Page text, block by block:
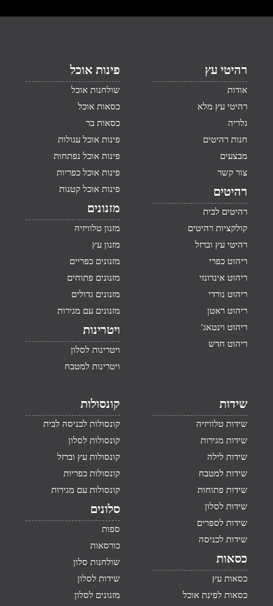
רהיטי עץ
אודות
רהיטי עץ מלא
גלריה
חנות רהיטים
מבצעים
צור קשר
רהיטים
רהיטים לבית
קולקציות רהיטים
רהיטי עץ וברזל
ריהוט כפרי
ריהוט אינדונזי
ריהוט נורדי
ריהוט ראטן
ריהוט וינטאג'
ריהוט חדש
פינות אוכל
שולחנות אוכל
כסאות אוכל
כסאות בר
פינות אוכל עגולות
פינות אוכל נפתחות
פינות אוכל כפריות
פינות אוכל קטנות
מזנונים
מזנון טלוויזיה
מזנון עץ
מזנונים כפריים
מזנונים פתוחים
מזנונים גדולים
מזנונים עם מגירות
ויטרינות
ויטרינות לסלון
ויטרינות למטבח
שידות
שידות טלוויזיה
שידות מגירות
שידות לילה
שידות למטבח
שידות פתוחות
שידות לסלון
שידות לספרים
שידות לכניסה
כסאות
כסאות עץ
כסאות לפינת אוכל
קונסולות
קונסולות לכניסה לבית
קונסולות לסלון
קונסולות עץ וברזל
קונסולות כפריות
קונסולות עם מגירות
סלונים
ספות
כורסאות
שולחנות סלון
שידות לסלון
מזנונים לסלון